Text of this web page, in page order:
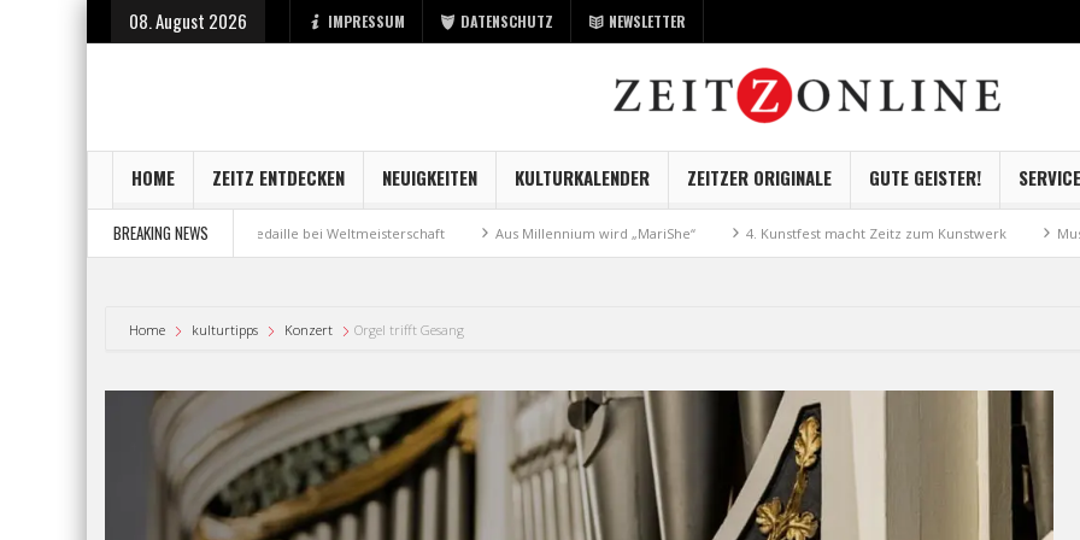
08. August 2026 IMPRESSUM DATENSCHUTZ NEWSLETTER
HOME ZEITZ ENTDECKEN NEUIGKEITEN KULTURKALENDER ZEITZER ORIGINALE GUTE GEISTER! SERVICE
BREAKING NEWS
Bronzemedaille bei Weltmeisterschaft Aus Millennium wird „MariShe“ 4. Kunstfest macht Zeitz zum Kunstwerk Museum Kayna
Home kulturtipps Konzert Orgel trifft Gesang